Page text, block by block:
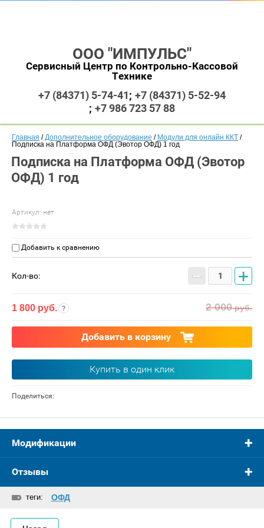
ООО "ИМПУЛЬС"
Сервисный Центр по Контрольно-Кассовой
Технике
+7 (84371) 5-74-41
+7 (84371) 5-52-94
+7 986 723 57 88
Главная / Дополнительное оборудование / Модули для онлайн ККТ /
Подписка на Платформа ОФД (Эвотор ОФД) 1 год
Подписка на Платформа ОФД (Эвотор
ОФД) 1 год
Артикул: нет
Добавить к сравнению
Кол-во: − +
1 800 руб. 2 000руб.
Добавить в корзину
Купить в один клик
Поделиться:
Модификации
Отзывы
теги: ОФД